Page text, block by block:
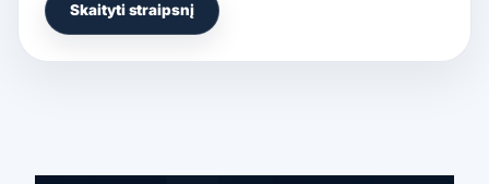
Skaityti straipsnį